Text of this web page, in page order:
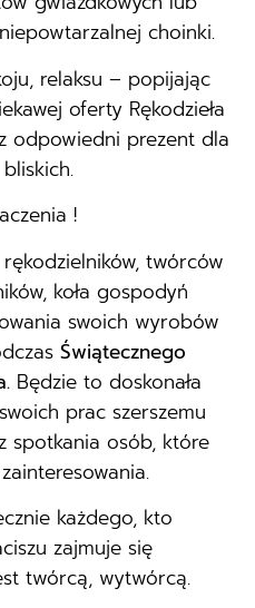
choinki.
relaksu – popijając
oferty Rękodzieła
odpowiedni prezent dla
!
twórców
koła gospodyń
swoich wyrobów
Świątecznego
Będzie to doskonała
prac szerszemu
osób, które
każdego, kto
zajmuje się
twórcą, wytwórcą.